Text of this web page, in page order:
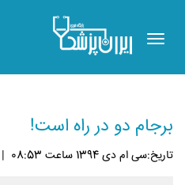
Toggle
navigation
برجام دو در راه است!
تاريخ:سی ام دی 1394 ساعت 08:53 |